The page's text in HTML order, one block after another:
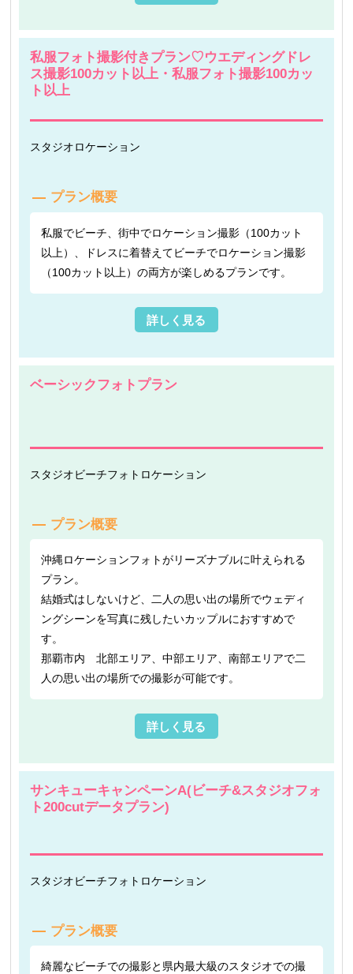
私服フォト撮影付きプラン♡ウエディングドレ
ス撮影100カット以上・私服フォト撮影100カッ
ト以上
スタジオロケーション
プラン概要
私服でビーチ、街中でロケーション撮影（100カット
以上）、ドレスに着替えてビーチでロケーション撮影
（100カット以上）の両方が楽しめるプランです。
詳しく見る
ベーシックフォトプラン
スタジオビーチフォト ロケーション
プラン概要
沖縄ロケーションフォトがリーズナブルに叶えられる
プラン。
結婚式はしないけど、二人の思い出の場所でウェディ
ングシーンを写真に残したいカップルにおすすめで
す。
那覇市内 北部エリア、中部エリア、南部エリアで二
人の思い出の場所での撮影が可能です。
詳しく見る
サンキューキャンペーンA(ビーチ&スタジオフォ
ト200cutデータプラン)
スタジオビーチフォト ロケーション
プラン概要
綺麗なビーチでの撮影と県内最大級のスタジオでの撮